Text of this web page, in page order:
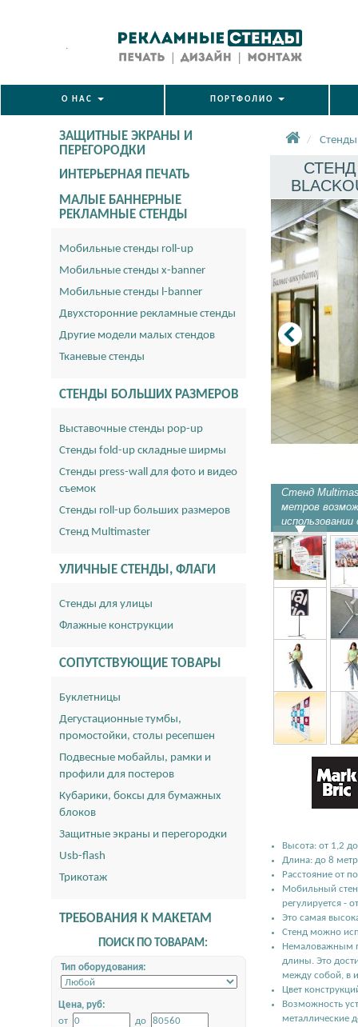
.
О НАС ПОРТФОЛИО
ЗАЩИТНЫЕ ЭКРАНЫ И
ПЕРЕГОРОДКИ
ИНТЕРЬЕРНАЯ ПЕЧАТЬ
МАЛЫЕ БАННЕРНЫЕ
РЕКЛАМНЫЕ СТЕНДЫ
Мобильные стенды roll-up
Мобильные стенды x-banner
Мобильные стенды l-banner
Двухсторонние рекламные стенды
Другие модели малых стендов
Тканевые стенды
СТЕНДЫ БОЛЬШИХ РАЗМЕРОВ
Выставочные стенды pop-up
Стенды fold-up складные ширмы
Стенды press-wall для фото и видео
съемок
Стенды roll-up больших размеров
Стенд Multimaster
УЛИЧНЫЕ СТЕНДЫ, ФЛАГИ
Стенды для улицы
Флажные конструкции
СОПУТСТВУЮЩИЕ ТОВАРЫ
Буклетницы
Дегустационные тумбы,
промостойки, столы ресепшен
Подвесные мобайлы, рамки и
профили для постеров
Кубарики, боксы для бумажных
блоков
Защитные экраны и перегородки
Usb-flash
Трикотаж
ТРЕБОВАНИЯ К МАКЕТАМ
ПОИСК ПО ТОВАРАМ:
Тип оборудования:
Цена, руб:
от
до
СТЕНД
Стенд
метров
Высота: от 1,2
Длина: до 8
Расстояние от
Мобильный
регулируется -
Это самая
Стенд можно
Немаловажным
длины. Это
между собой, в
Цвет
Возможность
металлические